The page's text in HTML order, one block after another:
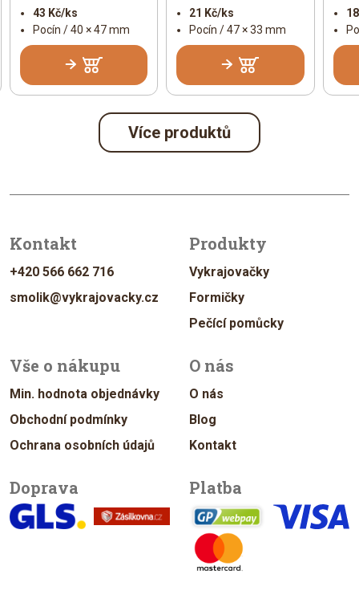
43 Kč/ks
Pocín / 40 × 47 mm
21 Kč/ks
Pocín / 47 × 33 mm
Více produktů
Kontakt
+420 566 662 716
smolik@vykrajovacky.cz
Produkty
Vykrajovačky
Formičky
Pečící pomůcky
Vše o nákupu
Min. hodnota objednávky
Obchodní podmínky
Ochrana osobních údajů
O nás
O nás
Blog
Kontakt
Doprava Platba